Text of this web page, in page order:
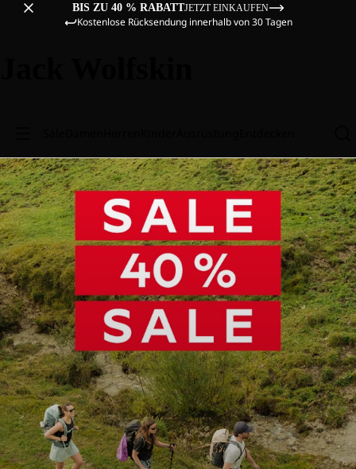
BIS ZU 40 % RABATTJETZT EINKAUFEN
Kostenlose Rücksendung innerhalb von 30 Tagen